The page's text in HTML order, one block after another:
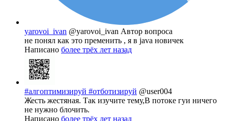
yarovoi_ivan @yarovoi_ivan Автор вопроса
не понял как это пременить , я в java новичек
Написано более трёх лет назад
#алгоптимизируй #отботизируй @user004
Жесть жестяная. Так изучите тему,В потоке гуи ничего
не нужно блочить.
Написано более трёх лет назад